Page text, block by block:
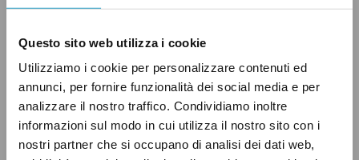
Questo sito web utilizza i cookie
Utilizziamo i cookie per personalizzare contenuti ed
annunci, per fornire funzionalità dei social media e per
analizzare il nostro traffico. Condividiamo inoltre
informazioni sul modo in cui utilizza il nostro sito con i
nostri partner che si occupano di analisi dei dati web,
unità e dotarsi di 100 mila punti di ricarica
pubblica. Coperture non indicate
Introduzione della plastic tax entro gennaio
2023 con l’obiettivo di una drastica riduzione